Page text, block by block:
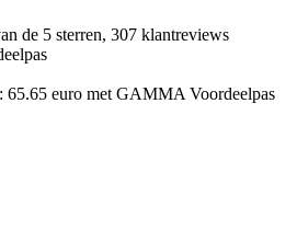
de 5 sterren, 307 klantreviews
65.65 euro met GAMMA Voordeelpas